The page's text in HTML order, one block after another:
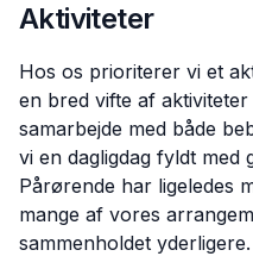
Aktiviteter
Hos os prioriterer vi et
en bred vifte af
samarbejde med både
vi en dagligdag fyldt
Pårørende har ligeledes
mange af vores
sammenholdet yderligere.